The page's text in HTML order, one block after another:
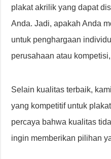
plakat akrilik yang dapat
Anda. Jadi, apakah Anda
untuk penghargaan
perusahaan atau
Selain kualitas terbaik,
yang kompetitif untuk
percaya bahwa kualitas
ingin memberikan pilihan